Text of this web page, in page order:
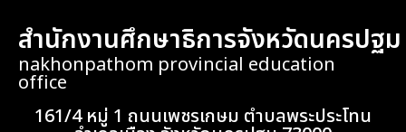
สำนักงานศึกษาธิการจังหวัดนครปฐม
nakhonpathom provincial education
office
161/4 หมู่ 1 ถนนเพชรเกษม ตำบลพระประโทน